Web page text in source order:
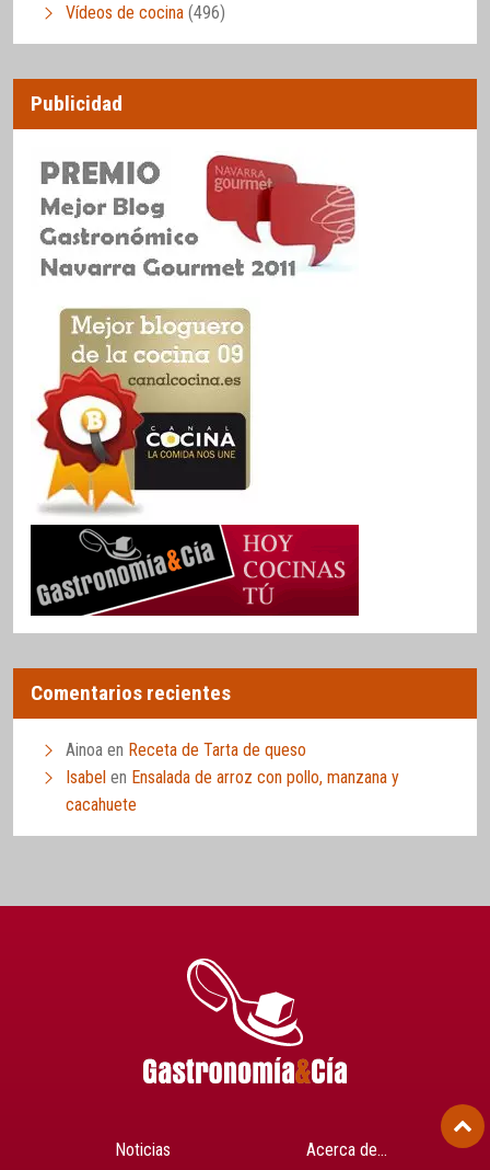
Vídeos de cocina (496)
Publicidad
Comentarios recientes
Ainoa en Receta de Tarta de queso
Isabel en Ensalada de arroz con pollo, manzana y
cacahuete
Noticias
Acerca de…